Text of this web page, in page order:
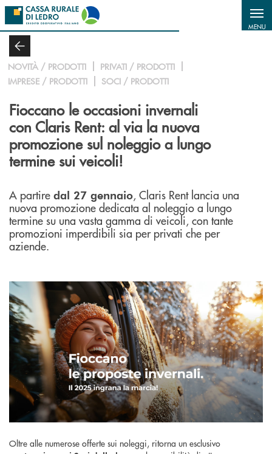
Salta al contenuto principale
MENU
NOVITÀ / PRODOTTI
PRIVATI / PRODOTTI
IMPRESE / PRODOTTI
SOCI / PRODOTTI
Fioccano le occasioni invernali
con Claris Rent: al via la nuova
promozione sul noleggio a lungo
termine sui veicoli!
A partire dal 27 gennaio, Claris Rent lancia una
nuova promozione dedicata al noleggio a lungo
termine su una vasta gamma di veicoli, con tante
promozioni imperdibili sia per privati che per
aziende.
Oltre alle numerose offerte sui noleggi, ritorna un esclusivo